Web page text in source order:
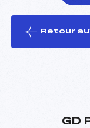
le ski
Retour
GD